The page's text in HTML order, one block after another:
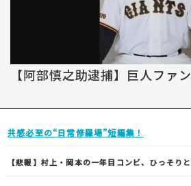
【阿部慎之助逮捕】巨人ファ
共感必至の“日常修羅場”短編集！
【悲報】村上・岡本の一年目コンビ、ひっそり